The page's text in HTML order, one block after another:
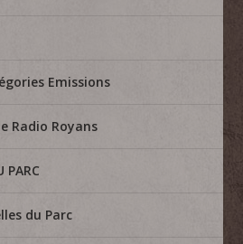
Emissions
Radio Royans
PARC
du Parc